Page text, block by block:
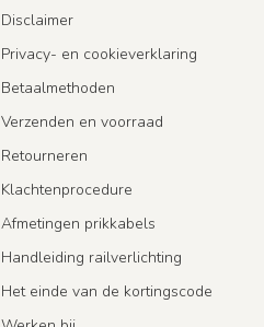
Disclaimer
Privacy- en cookieverklaring
Betaalmethoden
Verzenden en voorraad
Retourneren
Klachtenprocedure
Afmetingen prikkabels
Handleiding railverlichting
Het einde van de kortingscode